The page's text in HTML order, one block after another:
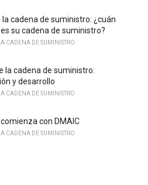
cadena de suministro: ¿cuán
su cadena de suministro?
CADENA DE SUMINISTRO
la cadena de suministro:
y desarrollo
CADENA DE SUMINISTRO
con DMAIC
CADENA DE SUMINISTRO